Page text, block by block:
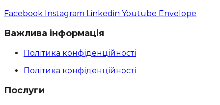
Facebook Instagram Linkedin Youtube Envelope
Важлива інформація
Політика конфіденційності
Політика конфіденційності
Послуги